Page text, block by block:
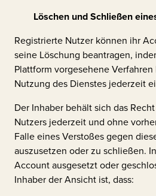
Löschen und Schließen
Registrierte Nutzer können ihr
seine Löschung beantragen,
Plattform vorgesehene
Nutzung des Dienstes jederzeit
Der Inhaber behält sich das
Nutzers jederzeit und ohne
Falle eines Verstoßes gegen
auszusetzen oder zu schließen.
Account ausgesetzt oder
Inhaber der Ansicht ist, dass: